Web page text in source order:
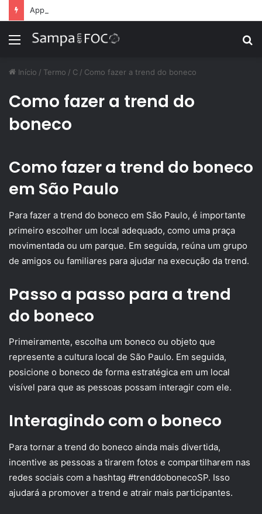
Menu
Início / Termo / C / Como fazer a trend do boneco
Como fazer a trend do
boneco
Como fazer a trend do boneco
em São Paulo
Para fazer a trend do boneco em São Paulo, é importante
primeiro escolher um local adequado, como uma praça
movimentada ou um parque. Em seguida, reúna um grupo
de amigos ou familiares para ajudar na execução da trend.
Passo a passo para a trend
do boneco
Primeiramente, escolha um boneco ou objeto que
represente a cultura local de São Paulo. Em seguida,
posicione o boneco de forma estratégica em um local
visível para que as pessoas possam interagir com ele.
Interagindo com o boneco
Para tornar a trend do boneco ainda mais divertida,
incentive as pessoas a tirarem fotos e compartilharem nas
redes sociais com a hashtag #trenddobonecoSP. Isso
ajudará a promover a trend e atrair mais participantes.